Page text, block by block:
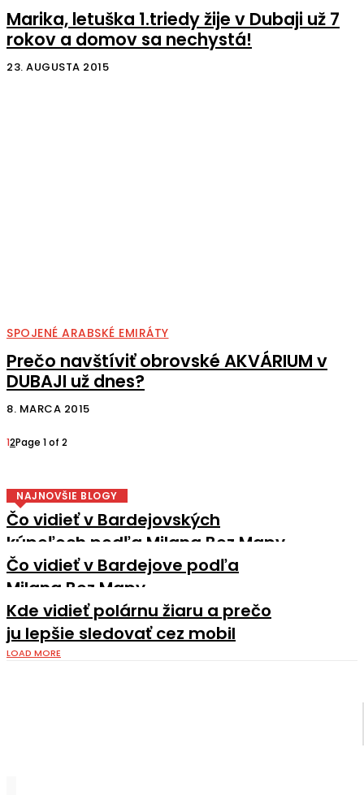
Marika, letuška 1.triedy žije v Dubaji už 7
rokov a domov sa nechystá!
23. AUGUSTA 2015
SPOJENÉ ARABSKÉ EMIRÁTY
Prečo navštíviť obrovské AKVÁRIUM v
DUBAJI už dnes?
8. MARCA 2015
12Page 1 of 2
NAJNOVŠIE BLOGY
Čo vidieť v Bardejovských
kúpeľoch podľa Milana Bez Mapy
Čo vidieť v Bardejove podľa
Milana Bez Mapy
Kde vidieť polárnu žiaru a prečo
ju lepšie sledovať cez mobil
LOAD MORE